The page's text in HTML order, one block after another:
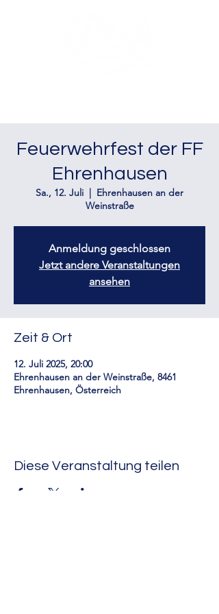
Feuerwehrfest der FF
Ehrenhausen
Sa., 12. Juli
  |
Ehrenhausen an der
Weinstraße
Anmeldung geschlossen
Jetzt andere Veranstaltungen
ansehen
Zeit & Ort
12. Juli 2025, 20:00
Ehrenhausen an der Weinstraße, 8461
Ehrenhausen, Österreich
Diese Veranstaltung teilen